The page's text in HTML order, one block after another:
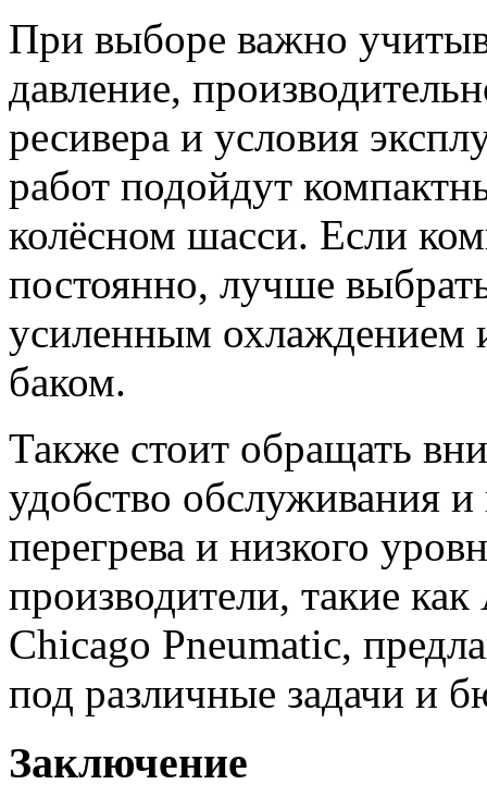
При выборе важно
давление,
ресивера и условия
работ подойдут
колёсном шасси. Если
постоянно, лучше
усиленным охлаждением
баком.
Также стоит обращать
удобство обслуживания
перегрева и низкого
производители, такие
Chicago Pneumatic,
под различные задачи и
Заключение